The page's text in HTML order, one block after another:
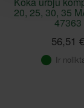
20, 25, 30, 35
47363
56,51 €
Ir